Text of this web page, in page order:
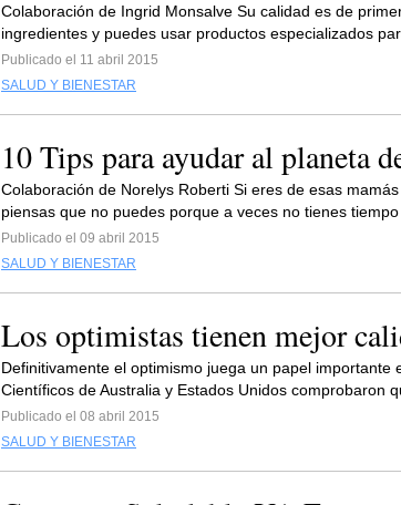
Colaboración de Ingrid Monsalve Su calidad es de
ingredientes y puedes usar productos especializados
Publicado el 11 abril 2015
SALUD Y BIENESTAR
10 Tips para ayudar al planeta
Colaboración de Norelys Roberti Si eres de esas
piensas que no puedes porque a veces no tienes tiempo
Publicado el 09 abril 2015
SALUD Y BIENESTAR
Los optimistas tienen mejor
Definitivamente el optimismo juega un papel importante
Científicos de Australia y Estados Unidos comprobaron
Publicado el 08 abril 2015
SALUD Y BIENESTAR